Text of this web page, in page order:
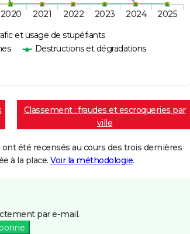
et usage de stupéfiants
Destructions et dégradations
2020 2021 2022 2023 2024 2025
Classement : fraudes et escroqueries par
ville
été recensés au cours des trois dernières
à la place. Voir la méthodologie.
par e-mail.